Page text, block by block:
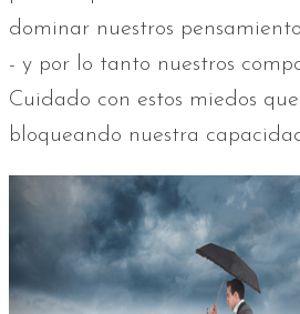
dominar nuestros
- y por lo tanto nuestros
Cuidado con estos miedos
bloqueando nuestra